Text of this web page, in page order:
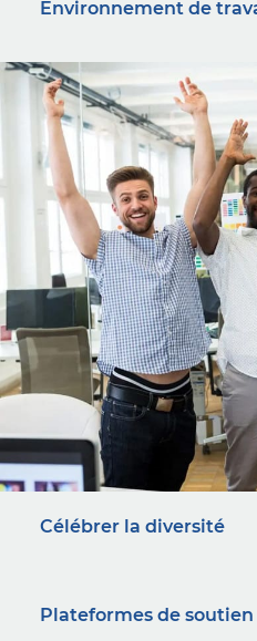
Environnement de
Célébrer la diversité
Plateformes de